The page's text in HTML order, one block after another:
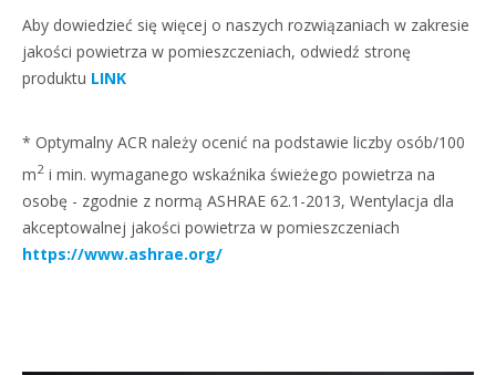
Aby dowiedzieć się więcej o naszych rozwiązaniach w zakresie
jakości powietrza w pomieszczeniach, odwiedź stronę
produktu LINK
* Optymalny ACR należy ocenić na podstawie liczby osób/100
m2 i min. wymaganego wskaźnika świeżego powietrza na
osobę - zgodnie z normą ASHRAE 62.1-2013, Wentylacja dla
akceptowalnej jakości powietrza w pomieszczeniach
https://www.ashrae.org/